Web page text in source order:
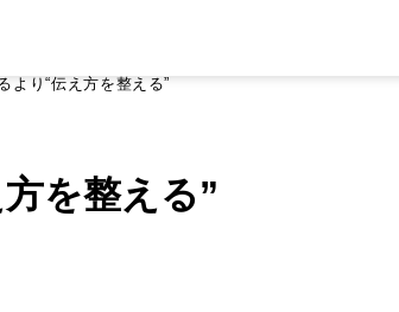
より“伝え方を整える”
を整える”